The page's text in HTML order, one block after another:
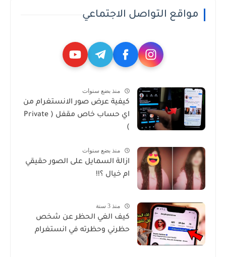
مواقع التواصل الاجتماعي
منذ بضع سنوات
كيفية عرض صور الانستغرام من
اي حساب خاص مقفل ( Private
)
منذ بضع سنوات
ازالة السمايل على الصور حقيقي
ام خيال ؟!!
منذ 3 سنة
كيف الغي الحظر عن شخص
حظرني وحظرته في انستغرام